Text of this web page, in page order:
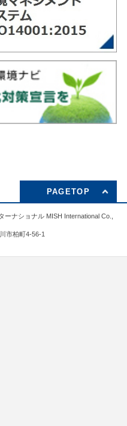
PAGETOP
ーナショナル MISH International Co.,
市柏町4-56-1